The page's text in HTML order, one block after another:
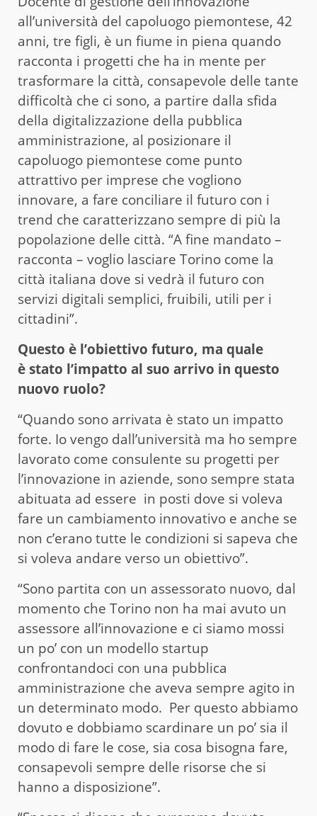
all’università del capoluogo piemontese, 42
anni, tre figli, è un fiume in piena quando
racconta i progetti che ha in mente per
trasformare la città, consapevole delle tante
difficoltà che ci sono, a partire dalla sfida
della digitalizzazione della pubblica
amministrazione, al posizionare il
capoluogo piemontese come punto
attrattivo per imprese che vogliono
innovare, a fare conciliare il futuro con i
trend che caratterizzano sempre di più la
popolazione delle città. “A fine mandato –
racconta – voglio lasciare Torino come la
città italiana dove si vedrà il futuro con
servizi digitali semplici, fruibili, utili per i
cittadini”.
Questo è l’obiettivo futuro, ma quale
è stato l’impatto al suo arrivo in questo
nuovo ruolo?
“Quando sono arrivata è stato un impatto
forte. Io vengo dall’università ma ho sempre
lavorato come consulente su progetti per
l’innovazione in aziende, sono sempre stata
abituata ad essere in posti dove si voleva
fare un cambiamento innovativo e anche se
non c’erano tutte le condizioni si sapeva che
si voleva andare verso un obiettivo”.
“Sono partita con un assessorato nuovo, dal
momento che Torino non ha mai avuto un
assessore all’innovazione e ci siamo mossi
un po’ con un modello startup
confrontandoci con una pubblica
amministrazione che aveva sempre agito in
un determinato modo. Per questo abbiamo
dovuto e dobbiamo scardinare un po’ sia il
modo di fare le cose, sia cosa bisogna fare,
consapevoli sempre delle risorse che si
hanno a disposizione”.